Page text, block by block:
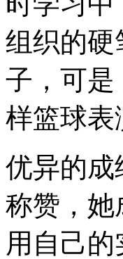
组织的硬
子，可是
样篮球表
优异的成
称赞，她
用自己